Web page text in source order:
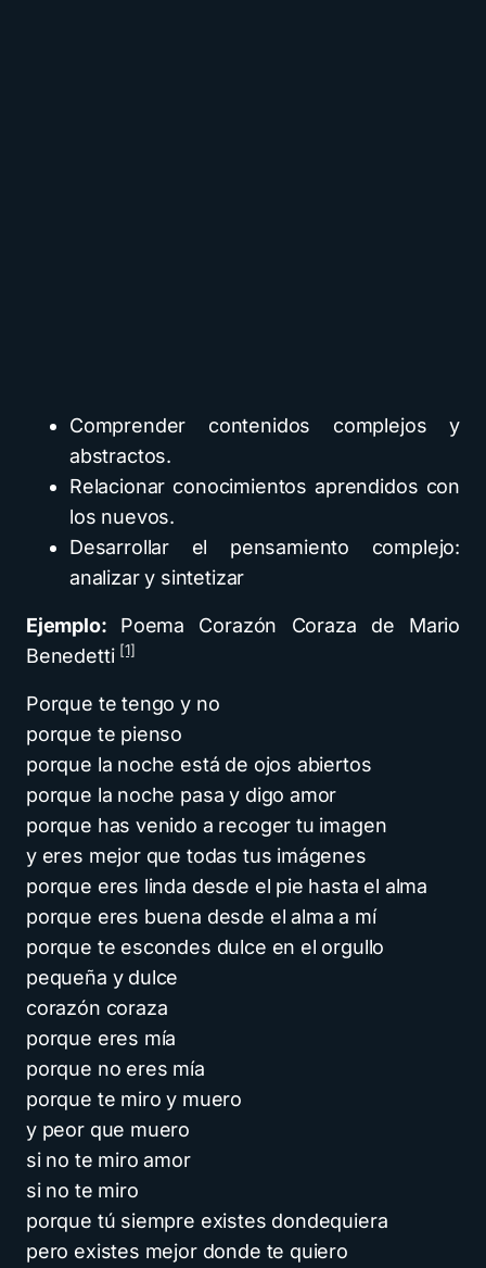
Comprender contenidos complejos y
abstractos.
Relacionar conocimientos aprendidos con
los nuevos.
Desarrollar el pensamiento complejo:
analizar y sintetizar
Ejemplo: Poema Corazón Coraza de Mario
Benedetti [1]
Porque te tengo y no
porque te pienso
porque la noche está de ojos abiertos
porque la noche pasa y digo amor
porque has venido a recoger tu imagen
y eres mejor que todas tus imágenes
porque eres linda desde el pie hasta el alma
porque eres buena desde el alma a mí
porque te escondes dulce en el orgullo
pequeña y dulce
corazón coraza
porque eres mía
porque no eres mía
porque te miro y muero
y peor que muero
si no te miro amor
si no te miro
porque tú siempre existes dondequiera
pero existes mejor donde te quiero